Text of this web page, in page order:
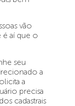
vão
é aí que o
seu
a
a
precisa
cadastrais